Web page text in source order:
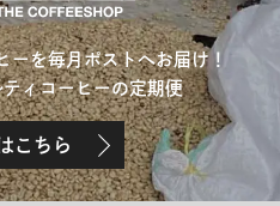
ーを毎月ポストへお届け！
ィコーヒーの定期便
こちら